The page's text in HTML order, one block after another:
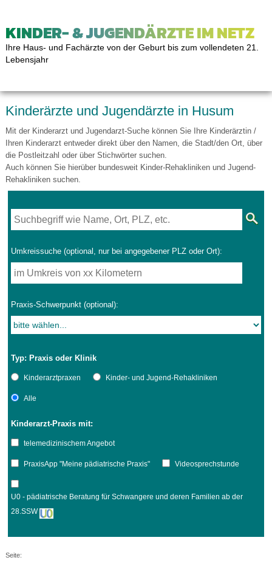
KINDER- & JUGENDÄRZTE IM NETZ
Ihre Haus- und Fachärzte von der Geburt bis zum vollendeten 21.
Lebensjahr
Kinderärzte und Jugendärzte in Husum
Mit der Kinderarzt und Jugendarzt-Suche können Sie Ihre Kinderärztin /
Ihren Kinderarzt entweder direkt über den Namen, die Stadt/den Ort, über
die Postleitzahl oder über Stichwörter suchen.
Auch können Sie hierüber bundesweit Kinder-Rehakliniken und Jugend-
Rehakliniken suchen.
Umkreissuche (optional, nur bei angegebener PLZ oder Ort):
Praxis-Schwerpunkt (optional):
Typ: Praxis oder Klinik
Kinderarztpraxen Kinder- und Jugend-Rehakliniken
Alle
Kinderarzt-Praxis mit:
telemedizinischem Angebot
PraxisApp "Meine pädiatrische Praxis" Videosprechstunde
U0 - pädiatrische Beratung für Schwangere und deren Familien ab der
28.SSW
Seite: